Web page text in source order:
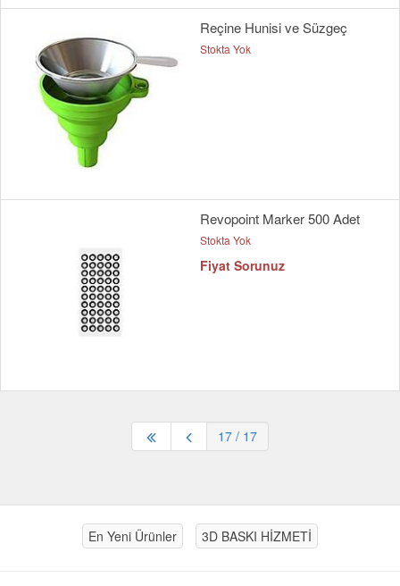
Reçine Hunisi ve Süzgeç
Stokta Yok
Revopoint Marker 500 Adet
Stokta Yok
Fiyat Sorunuz
17 / 17
En Yeni Ürünler 3D BASKI HİZMETİ